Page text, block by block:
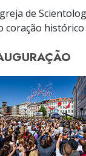
de
coração histórico